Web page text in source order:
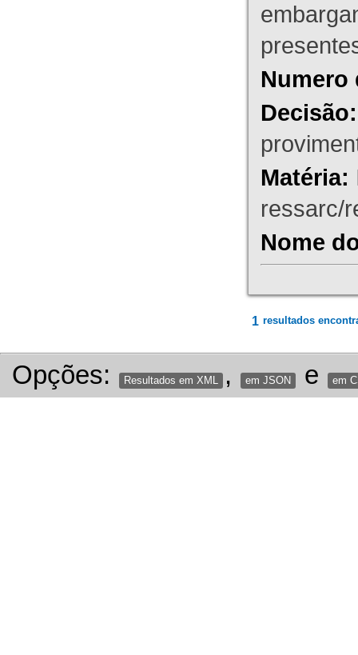
Numero
Decisão:
Matéria:
ressarc/
Nome
1 resultados
Opções: Resultados em XML , em JSON e em